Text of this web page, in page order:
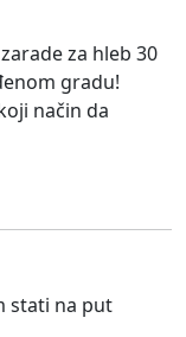
za hleb 30
gradu!
način da
stati na put